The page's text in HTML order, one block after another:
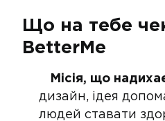
Що на тебе
BetterMe
Місія, що
дизайн, ідея
людей ставати